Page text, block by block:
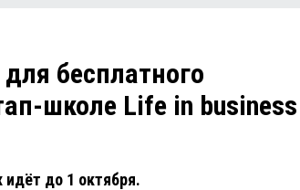
бесплатного
школе Life in business
идёт до 1 октября.